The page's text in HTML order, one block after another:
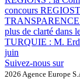
concours
plus de clarté dans
TURQUIE : M.
juin
Suivez-nous sur
2026 Agence Europe